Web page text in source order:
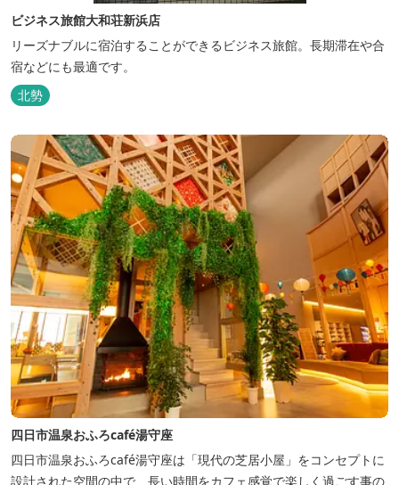
ビジネス旅館大和荘新浜店
リーズナブルに宿泊することができるビジネス旅館。長期滞在や合
宿などにも最適です。
北勢
四日市温泉おふろcafé湯守座
四日市温泉おふろcafé湯守座は「現代の芝居小屋」をコンセプトに
設計された空間の中で、長い時間をカフェ感覚で楽しく過ごす事の